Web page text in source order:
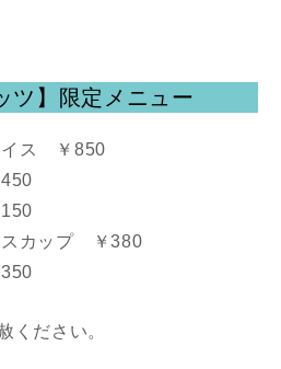
ツ】限定メニュー
イス ￥850
カップ ￥380
ください。